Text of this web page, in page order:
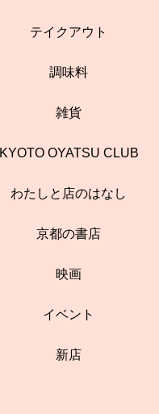
テイクアウト
調味料
雑貨
KYOTO OYATSU CLUB
わたしと店のはなし
京都の書店
映画
イベント
新店